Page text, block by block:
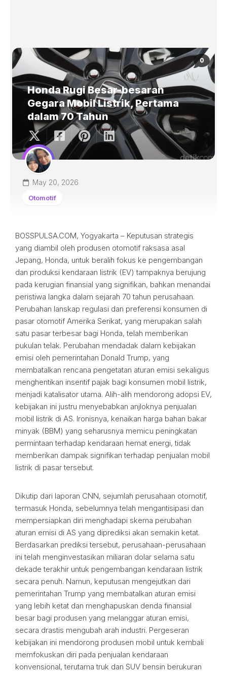
0
Honda Rugi Besar-besaran
Gegara Mobil Listrik, Pertama
dalam 70 Tahun
May 20, 2026
Otomotif
BOSSPULSA.COM, Yogyakarta – Keputusan strategis
yang diambil oleh produsen otomotif raksasa asal
Jepang, Honda, untuk beralih fokus ke pengembangan
dan produksi kendaraan listrik (EV) tampaknya berujung
pada kerugian finansial yang signifikan, bahkan menandai
peristiwa langka dalam sejarah 70 tahun perusahaan.
Perubahan lanskap regulasi dan preferensi konsumen di
pasar otomotif Amerika Serikat, yang merupakan salah
satu pasar terbesar bagi Honda, telah memberikan
pukulan telak. Perubahan mendadak dalam kebijakan
emisi oleh pemerintahan Donald Trump, yang
membatalkan rencana pengetatan aturan emisi sekaligus
menghentikan insentif pajak bagi konsumen mobil listrik,
menjadi katalisator utama. Alih-alih mendorong adopsi EV,
kebijakan ini justru menyebabkan anjloknya penjualan
mobil listrik di AS. Ironisnya, kenaikan harga bahan bakar
minyak (BBM) yang seharusnya memicu peningkatan
permintaan terhadap kendaraan hemat energi, tidak
memberikan dampak signifikan terhadap penjualan mobil
listrik di pasar tersebut.
Dikutip dari laporan CNN, sejumlah perusahaan otomotif,
termasuk Honda, sebelumnya telah mengantisipasi dan
mempersiapkan diri menghadapi skema perubahan
aturan emisi di AS yang diprediksi akan semakin ketat.
Berdasarkan prediksi tersebut, perusahaan-perusahaan
ini telah menginvestasikan miliaran dolar selama satu
dekade terakhir untuk pengembangan kendaraan listrik
secara penuh. Namun, keputusan mengejutkan dari
pemerintahan Trump yang membatalkan aturan emisi
yang lebih ketat dan menghapuskan denda finansial
besar bagi produsen yang melanggar aturan emisi,
secara drastis mengubah arah industri. Pergeseran
kebijakan ini mendorong produsen mobil untuk kembali
memfokuskan diri pada penjualan kendaraan
konvensional, terutama truk dan SUV bensin berukuran